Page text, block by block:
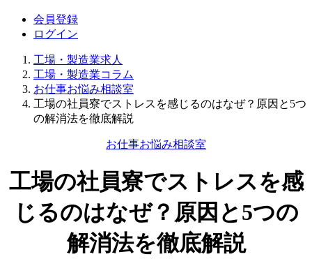
会員登録
ログイン
工場・製造業求人
工場・製造業コラム
お仕事お悩み相談室
工場の社員寮でストレスを感じるのはなぜ？原因と5つ
の解消法を徹底解説
お仕事お悩み相談室
工場の社員寮でストレスを感
じるのはなぜ？原因と5つの
解消法を徹底解説